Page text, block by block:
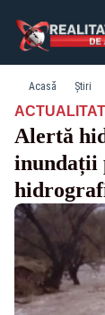
Acasă Știri
Alertă
inundații